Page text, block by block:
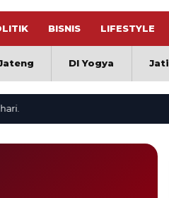
BISNIS LIFESTYLE
DI Yogya